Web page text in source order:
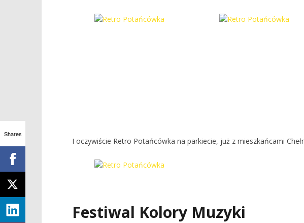
I oczywiście Retro Potańcówka na parkiecie, już z mieszkańcami
Festiwal Kolory Muzyki
Shares